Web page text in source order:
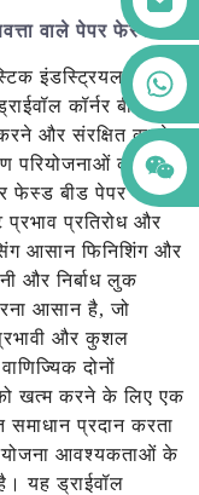
वाले पेपर फेस्ड बीड
इंडस्ट्रियल कंपनी
कॉर्नर बीड है।
और संरक्षित करने
परियोजनाओं को एक
फेस्ड बीड पेपर फेसिंग
प्रतिरोध और
आसान फिनिशिंग और
और निर्बाध लुक
आसान है, जो
और कुशल
दोनों
खत्म करने के लिए एक
प्रदान करता
आवश्यकताओं के
यह ड्राईवॉल